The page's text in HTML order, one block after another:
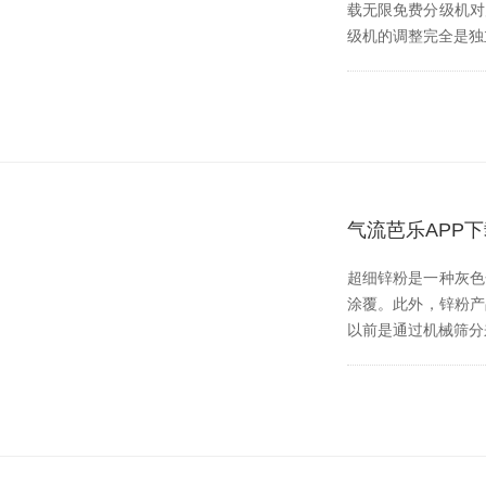
载无限免费分级机对
级机的调整完全是独
气流芭乐APP
超细锌粉是一种灰色
涂覆。此外，锌
以前是通过机械筛分